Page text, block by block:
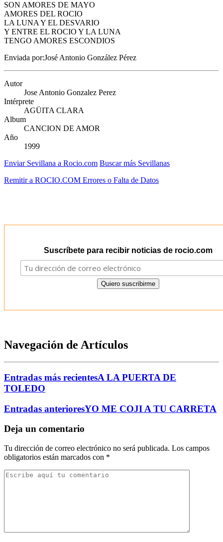
SON AMORES DE MAYO
AMORES DEL ROCIO
LA LUNA Y EL DESVARIO
Y ENTRE EL ROCIO Y LA LUNA
TENGO AMORES ESCONDIOS
Enviada por:José Antonio González Pérez
Autor
Jose Antonio Gonzalez Perez
Intérprete
AGÜITA CLARA
Album
CANCION DE AMOR
Año
1999
Enviar Sevillana a Rocio.com Buscar más Sevillanas
Remitir a ROCIO.COM Errores o Falta de Datos
Suscríbete para recibir noticias de rocio.com
Navegación de Artículos
Entradas más recientesA LA PUERTA DE
TOLEDO
Entradas anterioresYO ME COJI A TU CARRETA
Deja un comentario
Tu dirección de correo electrónico no será publicada. Los campos
obligatorios están marcados con *